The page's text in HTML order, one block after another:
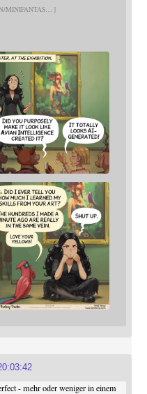
MINIFANTAS
- mehr oder weniger in einem